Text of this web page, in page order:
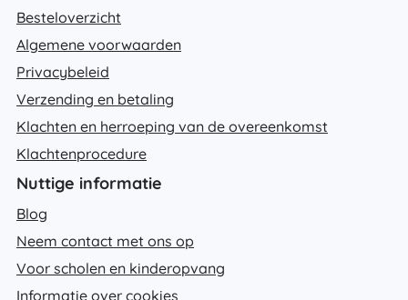
Besteloverzicht
Algemene voorwaarden
Privacybeleid
Verzending en betaling
Klachten en herroeping van de overeenkomst
Klachtenprocedure
Nuttige informatie
Blog
Neem contact met ons op
Voor scholen en kinderopvang
Informatie over cookies